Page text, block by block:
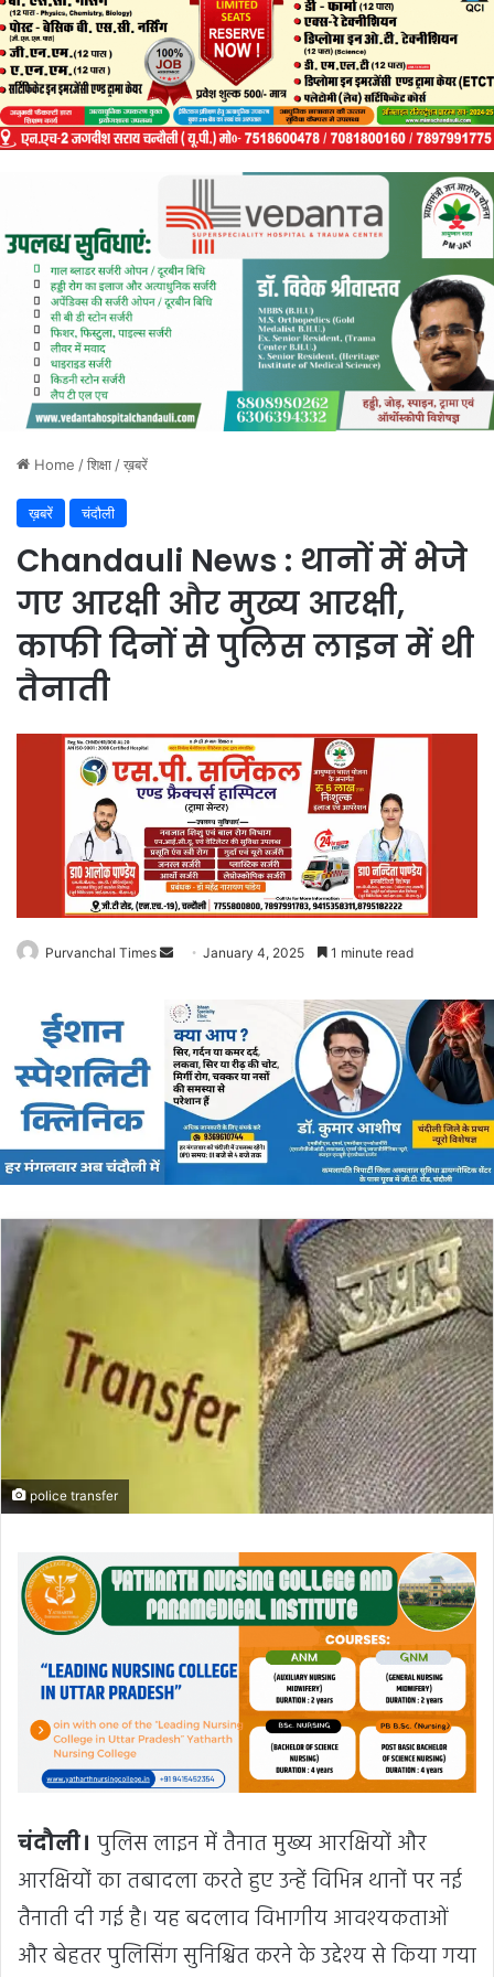
Home /शिक्षा /ख़बरें
ख़बरें चंदौली
Chandauli News : थानों में भेजे
गए आरक्षी और मुख्य आरक्षी,
काफी दिनों से पुलिस लाइन में थी
तैनाती
Purvanchal Times
Send
email
January 4, 2025 1 minute read
police transfer
चंदौली। पुलिस लाइन में तैनात मुख्य आरक्षियों और
आरक्षियों का तबादला करते हुए उन्हें विभिन्न थानों पर नई
तैनाती दी गई है। यह बदलाव विभागीय आवश्यकताओं
और बेहतर पुलिसिंग सुनिश्चित करने के उद्देश्य से किया गया